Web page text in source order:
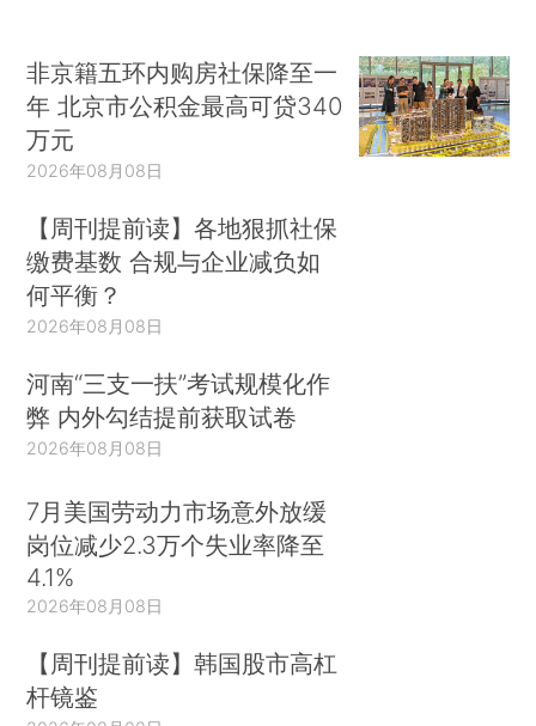
非京籍五环内购房社保降至一
年 北京市公积金最高可贷340
万元
2026年08月08日
【周刊提前读】各地狠抓社保
缴费基数 合规与企业减负如
何平衡？
2026年08月08日
河南“三支一扶”考试规模化作
弊 内外勾结提前获取试卷
2026年08月08日
7月美国劳动力市场意外放缓
岗位减少2.3万个失业率降至
4.1%
2026年08月08日
【周刊提前读】韩国股市高杠
杆镜鉴